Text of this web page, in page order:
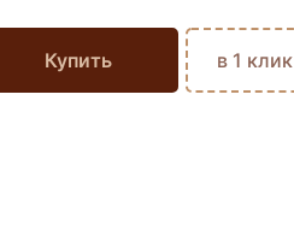
Купить в 1 клик